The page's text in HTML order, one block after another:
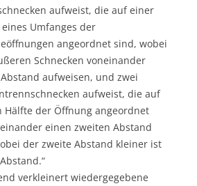
aufweist, die auf einer
Umfanges der
angeordnet sind, wobei
Schnecken voneinander
aufweisen, und zwei
aufweist, die auf
Hälfte der Öffnung angeordnet
einen zweiten Abstand
der zweite Abstand kleiner ist
verkleinert wiedergegebene